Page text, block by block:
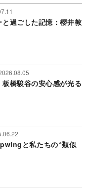
と過ごした記憶：櫻井敦
板橋駿谷の安心感が光る
と私たちの“類似